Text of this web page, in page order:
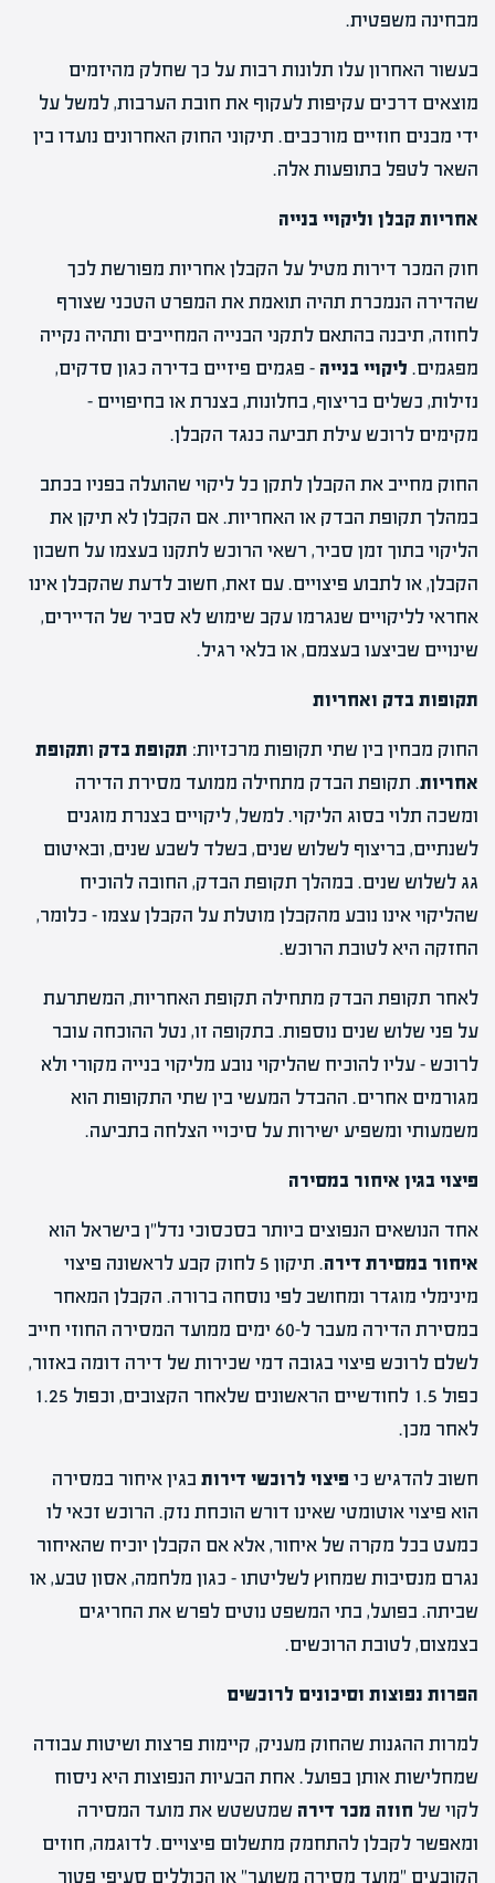
מבחינה משפטית.
בעשור האחרון עלו תלונות רבות על כך שחלק מהיזמים
מוצאים דרכים עקיפות לעקוף את חובת הערבות, למשל על
ידי מבנים חוזיים מורכבים. תיקוני החוק האחרונים נועדו בין
השאר לטפל בתופעות אלה.
אחריות קבלן וליקויי בנייה
חוק המכר דירות מטיל על הקבלן אחריות מפורשת לכך
שהדירה הנמכרת תהיה תואמת את המפרט הטכני שצורף
לחוזה, תיבנה בהתאם לתקני הבנייה המחייבים ותהיה נקייה
מפגמים.ליקויי בנייה – פגמים פיזיים בדירה כגון סדקים,
נזילות, כשלים בריצוף, בחלונות, בצנרת או בחיפויים –
מקימים לרוכש עילת תביעה כנגד הקבלן.
החוק מחייב את הקבלן לתקן כל ליקוי שהועלה בפניו בכתב
במהלך תקופת הבדק או האחריות. אם הקבלן לא תיקן את
הליקוי בתוך זמן סביר, רשאי הרוכש לתקנו בעצמו על חשבון
הקבלן, או לתבוע פיצויים. עם זאת, חשוב לדעת שהקבלן אינו
אחראי לליקויים שנגרמו עקב שימוש לא סביר של הדיירים,
שינויים שביצעו בעצמם, או בלאי רגיל.
תקופות בדק ואחריות
החוק מבחין בין שתי תקופות מרכזיות: תקופת בדק ותקופת
אחריות. תקופת הבדק מתחילה ממועד מסירת הדירה
ומשכה תלוי בסוג הליקוי. למשל, ליקויים בצנרת מוגנים
לשנתיים, בריצוף לשלוש שנים, בשלד לשבע שנים, ובאיטום
גג לשלוש שנים. במהלך תקופת הבדק, החובה להוכיח
שהליקוי אינו נובע מהקבלן מוטלת על הקבלן עצמו – כלומר,
החזקה היא לטובת הרוכש.
לאחר תקופת הבדק מתחילה תקופת האחריות, המשתרעת
על פני שלוש שנים נוספות. בתקופה זו, נטל ההוכחה עובר
לרוכש – עליו להוכיח שהליקוי נובע מליקוי בנייה מקורי ולא
מגורמים אחרים. ההבדל המעשי בין שתי התקופות הוא
משמעותי ומשפיע ישירות על סיכויי הצלחה בתביעה.
פיצוי בגין איחור במסירה
אחד הנושאים הנפוצים ביותר בסכסוכי נדל"ן בישראל הוא
איחור במסירת דירה
. תיקון 5 לחוק קבע לראשונה פיצוי
מינימלי מוגדר ומחושב לפי נוסחה ברורה. הקבלן המאחר
במסירת הדירה מעבר ל-60 ימים ממועד המסירה החוזי חייב
לשלם לרוכש פיצוי בגובה דמי שכירות של דירה דומה באזור,
כפול 1.5 לחודשיים הראשונים שלאחר הקצובים, וכפול 1.25
לאחר מכן.
חשוב להדגיש כי פיצוי לרוכשי דירות בגין איחור במסירה
הוא פיצוי אוטומטי שאינו דורש הוכחת נזק. הרוכש זכאי לו
כמעט בכל מקרה של איחור, אלא אם הקבלן יוכיח שהאיחור
נגרם מנסיבות שמחוץ לשליטתו – כגון מלחמה, אסון טבע, או
שביתה. בפועל, בתי המשפט נוטים לפרש את החריגים
בצמצום, לטובת הרוכשים.
הפרות נפוצות וסיכונים לרוכשים
למרות ההגנות שהחוק מעניק, קיימות פרצות ושיטות עבודה
שמחלישות אותן בפועל. אחת הבעיות הנפוצות היא ניסוח
לקוי של חוזה מכר דירה שמטשטש את מועד המסירה
ומאפשר לקבלן להתחמק מתשלום פיצויים. לדוגמה, חוזים
הקובעים "מועד מסירה משוער" או הכוללים סעיפי פטור